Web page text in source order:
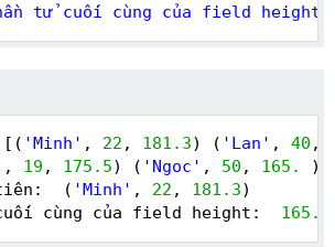
tử cuối cùng của field
[( 'Minh' , 22 , 181.3) ( 'Lan' , 40 ,
, 19 , 175.5) ( 'Ngoc' , 50 , 165.
)]
( 'Minh' , 22 , 181.3)
cùng của field height: 165.0